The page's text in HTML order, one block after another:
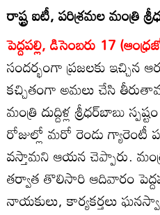
రాష్ట్ర ఐటీ, పరిశ్రమల మంత్రి
పెద్దపల్లి, డిసెంబరు 17
సందర్భంగా ప్రజలకు ఇచ్చిన
కచ్చితంగా అమలు చేసి
మంత్రి దుద్దిళ్ల శ్రీధర్‌బాబు
రోజుల్లో మరో రెండు గ్యారెంటీ
వస్తామని ఆయన చెప్పారు.
తర్వాత తొలిసారి ఆదివారం
నాయకులు, కార్యకర్తలు